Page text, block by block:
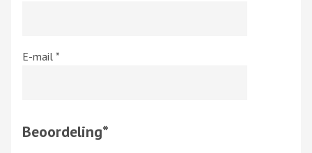
E-mail *
Beoordeling*